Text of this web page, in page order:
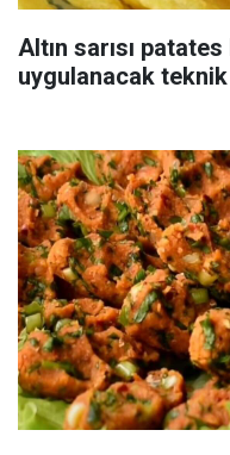
Altın sarısı
uygulanacak teknik